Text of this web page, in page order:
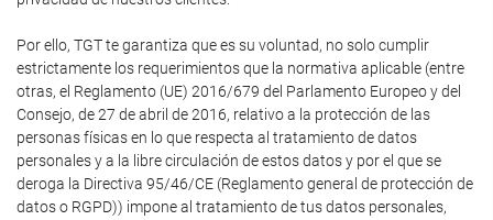
Por ello, TGT te garantiza que es su voluntad, no solo cumplir
estrictamente los requerimientos que la normativa aplicable (entre
otras, el Reglamento (UE) 2016/679 del Parlamento Europeo y del
Consejo, de 27 de abril de 2016, relativo a la protección de las
personas físicas en lo que respecta al tratamiento de datos
personales y a la libre circulación de estos datos y por el que se
deroga la Directiva 95/46/CE (Reglamento general de protección de
datos o RGPD)) impone al tratamiento de tus datos personales,